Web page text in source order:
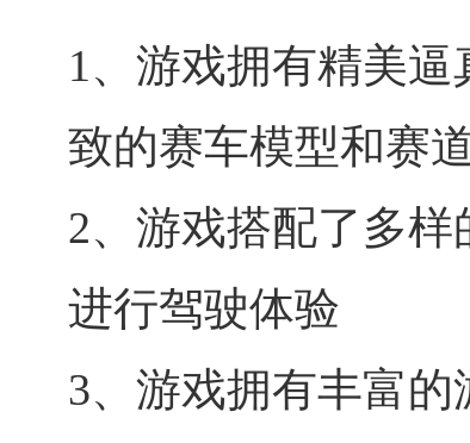
1、游戏拥有精美
致的赛车模型和赛
2、游戏搭配了多
进行驾驶体验
3、游戏拥有丰富